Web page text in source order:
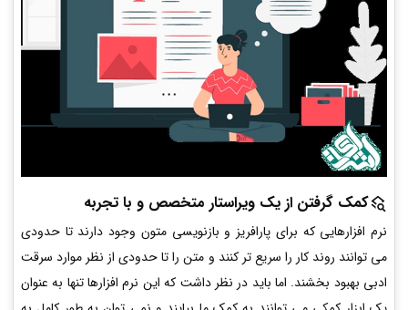
کمک گرفتن از یک ویراستار متخصص و با تجربه
نرم افزارهایی که برای پارافریز و بازنویسی متون وجود دارند تا حدودی
می توانند روند کار را سریع تر کنند و متن را تا حدودی از نظر موارد سرقت
ادبی بهبود بخشند. اما باید در نظر داشت که این نرم افزارها تنها به عنوان